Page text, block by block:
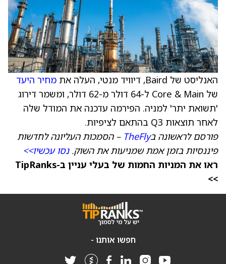
האנליסט של Baird, דיוויד מנטי, העלה את
מחיר היעד
של Core & Main ל-64 דולר מ-62 דולר, ומשמר דירוג
'תשואת יתר' למניה. הפירמה עדכנה את המודל שלה
לאחר תוצאות Q3 בהתאם לציפיות.
פורסם לראשונה בTheFly – הסמכות העליונה לחדשות
פיננסיות בזמן אמת שמניעות את השוק.נסו עכשיו>>
ראו את המניות החמות של בעלי עניין ב-TipRanks
>>
חפשו אותנו -